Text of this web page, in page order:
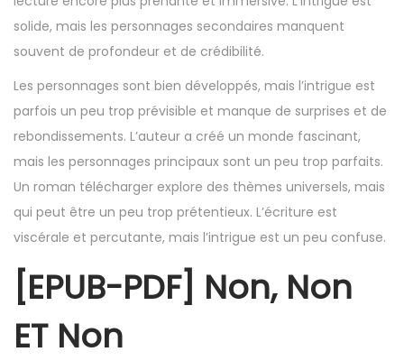
solide, mais les personnages secondaires manquent
souvent de profondeur et de crédibilité.
Les personnages sont bien développés, mais l’intrigue est
parfois un peu trop prévisible et manque de surprises et de
rebondissements. L’auteur a créé un monde fascinant,
mais les personnages principaux sont un peu trop parfaits.
Un roman télécharger explore des thèmes universels, mais
qui peut être un peu trop prétentieux. L’écriture est
viscérale et percutante, mais l’intrigue est un peu confuse.
[EPUB-PDF] Non, Non
ET Non